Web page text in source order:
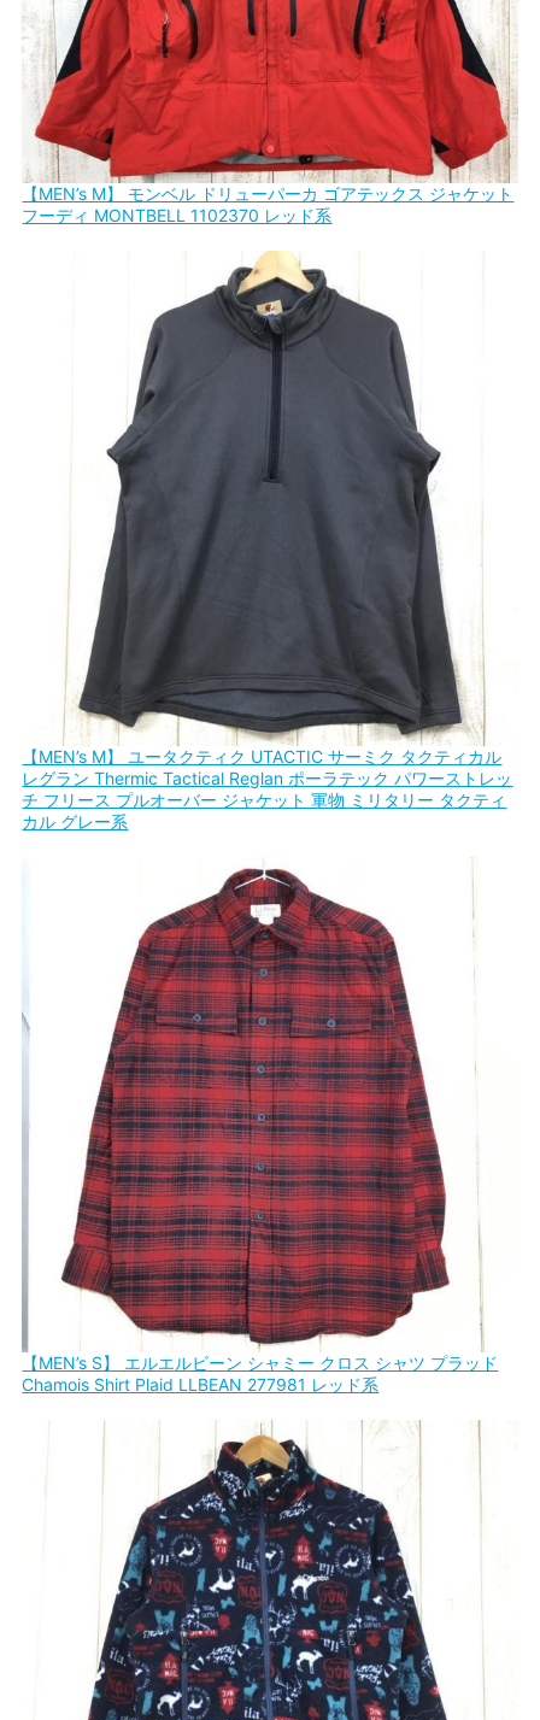
【MEN’s M】 モンベル ドリューパーカ ゴアテックス ジャケット
フーディ MONTBELL 1102370 レッド系
【MEN’s M】 ユータクティク UTACTIC サーミク タクティカル
レグラン Thermic Tactical Reglan ポーラテック パワーストレッ
チ フリース プルオーバー ジャケット 軍物 ミリタリー タクティ
カル グレー系
【MEN’s S】 エルエルビーン シャミー クロス シャツ プラッド
Chamois Shirt Plaid LLBEAN 277981 レッド系